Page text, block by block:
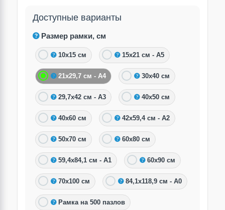
Доступные варианты
Размер рамки, см
10х15 см 15х21 см - А5
21х29,7 см - А4 30х40 см
29,7х42 см - А3 40х50 см
40х60 см 42х59,4 см - А2
50х70 см 60х80 см
59,4х84,1 см - А1 60х90 см
70х100 см 84,1х118,9 см - А0
Рамка на 500 пазлов